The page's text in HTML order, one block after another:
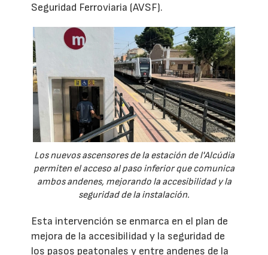
Seguridad Ferroviaria (AVSF).
Los nuevos ascensores de la estación de l'Alcúdia
permiten el acceso al paso inferior que comunica
ambos andenes, mejorando la accesibilidad y la
seguridad de la instalación.
Esta intervención se enmarca en el plan de
mejora de la accesibilidad y la seguridad de
los pasos peatonales y entre andenes de la